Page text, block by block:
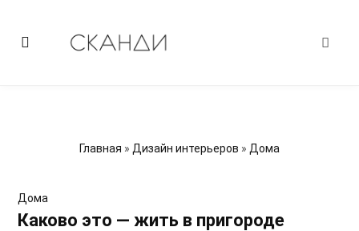
Главная » Дизайн интерьеров » Дома
Дома
Каково это — жить в пригороде